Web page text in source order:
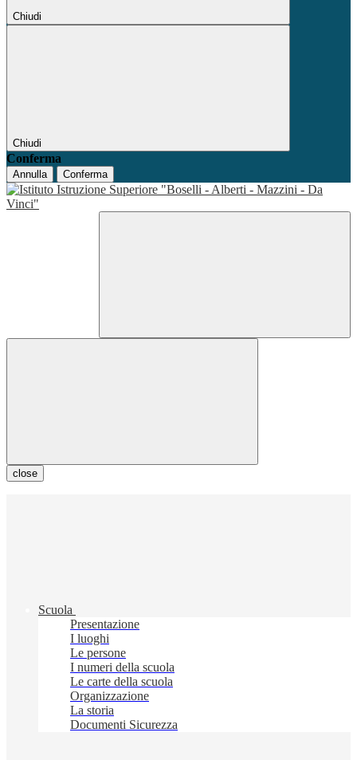
Chiudi
Chiudi
Conferma
Annulla Conferma
close
Scuola
Presentazione
I luoghi
Le persone
I numeri della scuola
Le carte della scuola
Organizzazione
La storia
Documenti Sicurezza